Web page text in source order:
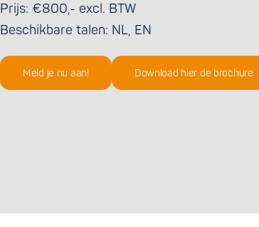
Prijs: €800,- excl. BTW
Beschikbare talen: NL, EN
Meld je nu aan! Download hier de brochure